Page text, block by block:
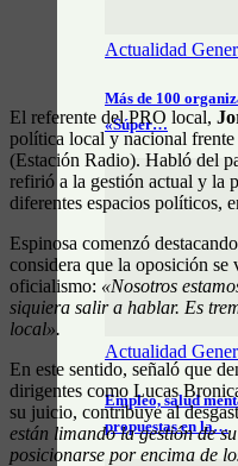
Actualidad
Más de 100
«Súper…
Actualidad
Empleo, salud
propuestas en la…
El referente del PRO local,
política local y nacional
(Estación Radio). Habló del
refirió a la gestión actual y la
diferentes espacios políticos,
Espinosa comenzó
considera que la oposición se
oficialismo: «Nosotros
siquiera salir a hablar. Es
local».
En este sentido, señaló que
dirigentes como Lucas
su juicio, contribuye al
están limando la gestión de
posicionarse por encima de